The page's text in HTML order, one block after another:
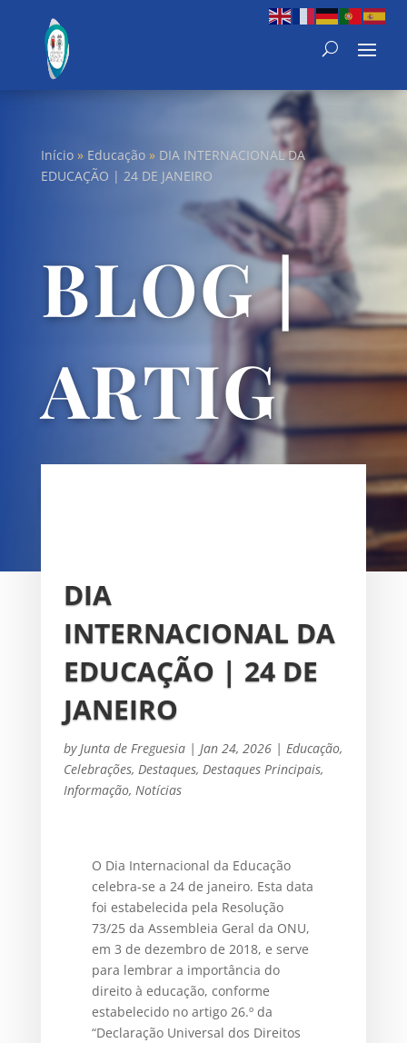
Início» Educação» DIA INTERNACIONAL DA
EDUCAÇÃO | 24 DE JANEIRO
BLOG |
ARTIG
OS
DIA
INTERNACIONAL DA
EDUCAÇÃO | 24 DE
JANEIRO
by Junta de Freguesia| Jan 24, 2026| Educação,
Celebrações, Destaques, Destaques Principais,
Informação, Notícias
O Dia Internacional da Educação
celebra-se a 24 de janeiro. Esta data
foi estabelecida pela Resolução
73/25 da Assembleia Geral da ONU,
em 3 de dezembro de 2018, e serve
para lembrar a importância do
direito à educação, conforme
estabelecido no artigo 26.º da
“Declaração Universal dos Direitos